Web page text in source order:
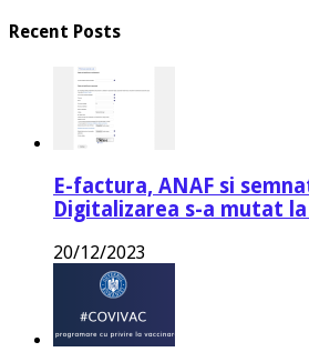
Recent Posts
E-factura, ANAF si
Digitalizarea s-a mutat la
20/12/2023